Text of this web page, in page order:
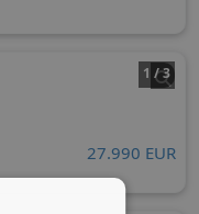
1 / 3
27.990 EUR